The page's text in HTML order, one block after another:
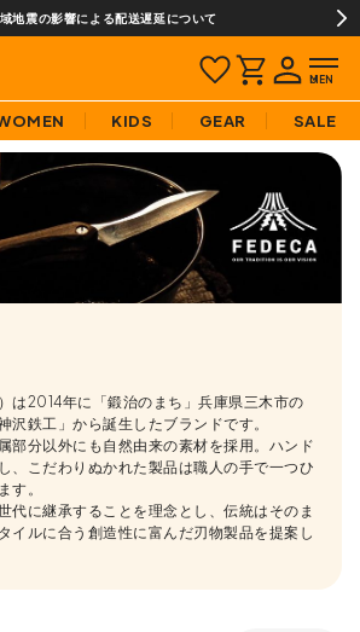
税込)以上のご購入で送料無料!
KIDS GEAR SALE
は2014年に「鍛治のまち」兵庫県三木市の
沢鉄工」から誕生したブランドです。
部分以外にも自然由来の素材を採用。ハンド
、こだわりぬかれた製品は職人の手で一つひ
す。
代に継承することを理念とし、伝統はそのま
イルに合う創造性に富んだ刃物製品を提案し